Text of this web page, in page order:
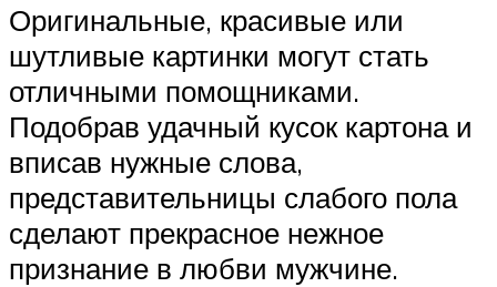
Оригинальные, красивые или
шутливые картинки могут стать
отличными помощниками.
Подобрав удачный кусок картона и
вписав нужные слова,
представительницы слабого пола
сделают прекрасное нежное
признание в любви мужчине.